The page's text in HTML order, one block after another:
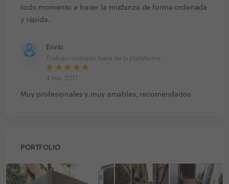
todo momento a hacer la mudanza de forma ordenada
y rápida.
Enric
Trabajo realizado fuera de la plataforma
4 feb. 2017
Muy profesionales y muy amables, recomendados
PORTFOLIO